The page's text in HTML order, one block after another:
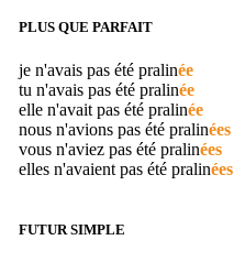
PLUS QUE PARFAIT
je n'avais pas été pralinée
tu n'avais pas été pralinée
elle n'avait pas été pralinée
nous n'avions pas été pralinées
vous n'aviez pas été pralinées
elles n'avaient pas été pralinées
FUTUR SIMPLE